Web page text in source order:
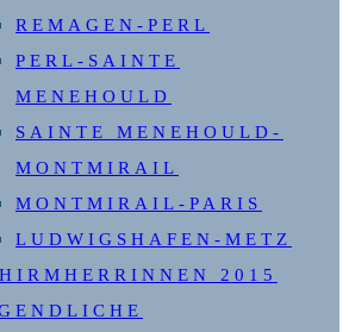
REMAGEN-PERL
PERL-SAINTE
MENEHOULD
SAINTE MENEHOULD-
MONTMIRAIL
MONTMIRAIL-PARIS
LUDWIGSHAFEN-METZ
2015